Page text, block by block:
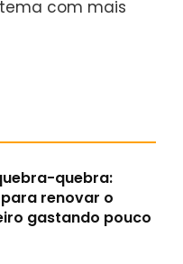
com mais
quebra:
renovar o
gastando pouco